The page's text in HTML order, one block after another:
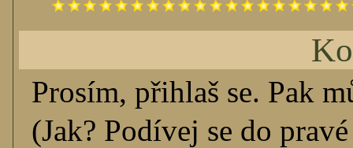
Prosím, přihlaš se. Pak
(Jak? Podívej se do